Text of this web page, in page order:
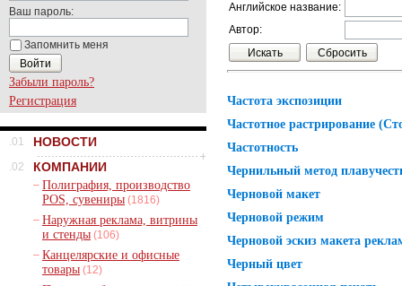
Ваш пароль:
Запомнить меня
Забыли пароль?
Регистрация
.01 НОВОСТИ
.02 КОМПАНИИ
– Полиграфия, производство
POS, сувениры (1816)
– Наружная реклама, витрины
и стенды (106)
– Канцелярские и офисные
товары (12)
Английское название:
Автор:
Частота экспозиции
Частотное растрирование
Частотность
Чернильный метод
Черновой макет
Черновой режим
Черновой эскиз макета
Черный цвет